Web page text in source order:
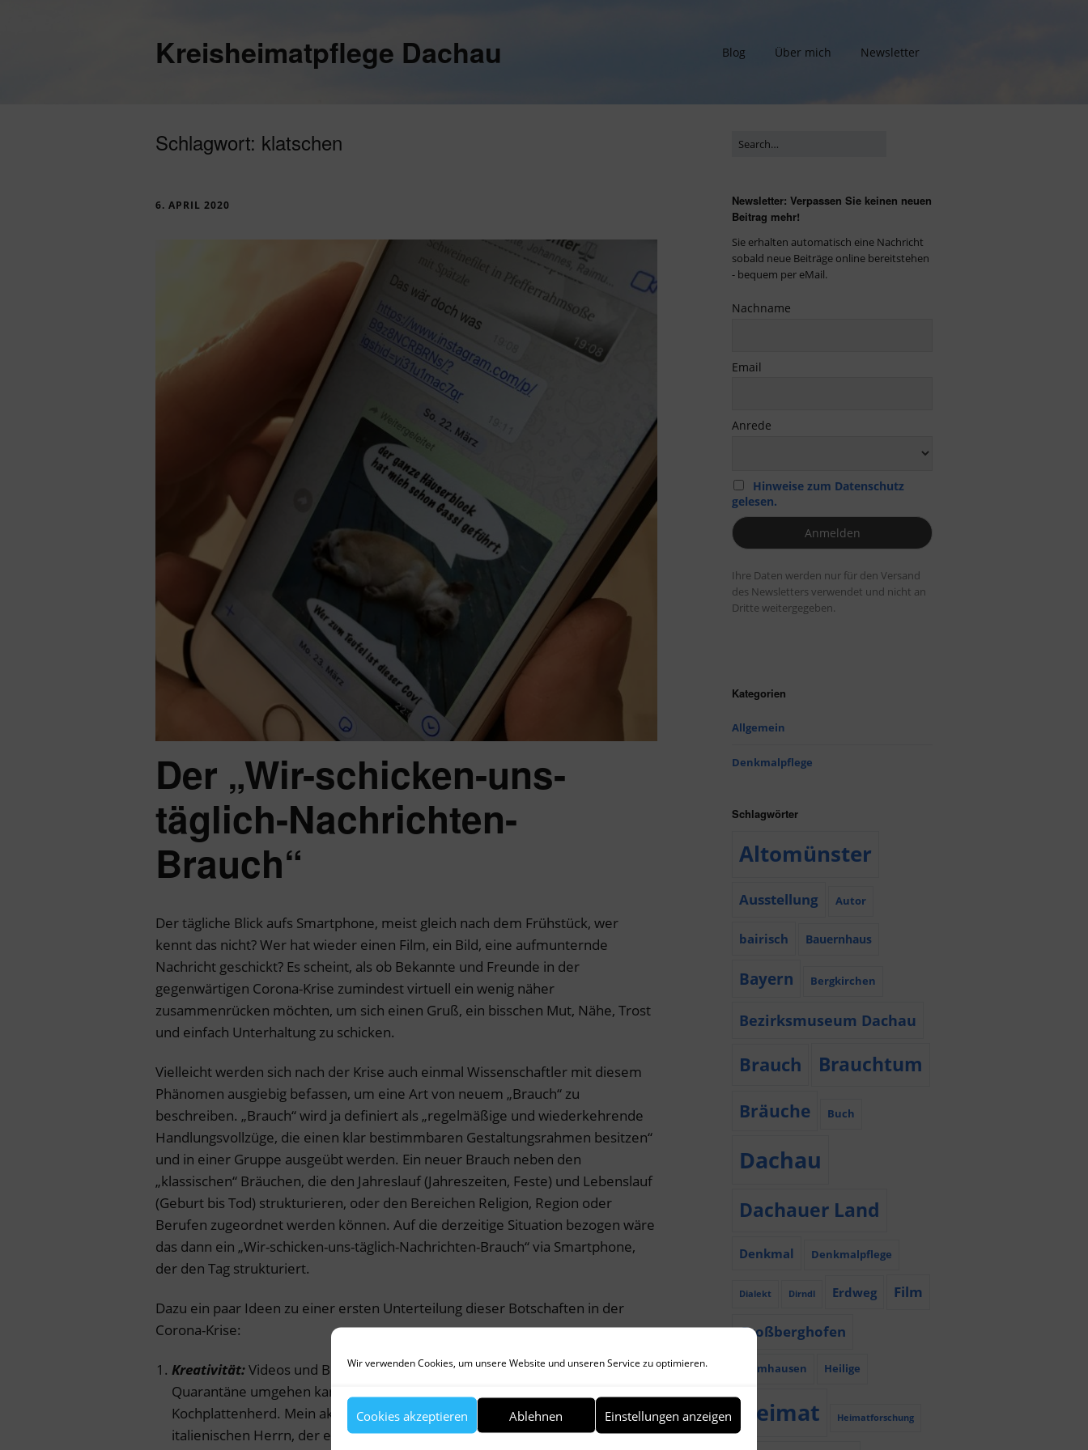
Wir verwenden Cookies, um unsere Website und unseren Service zu optimieren.
Cookies akzeptieren Ablehnen Einstellungen anzeigen
Kreisheimatpflege Dachau Blog Über mich Newsletter
Schlagwort: klatschen
6. APRIL 2020
Der „Wir-schicken-uns-
täglich-Nachrichten-
Brauch“
Der tägliche Blick aufs Smartphone, meist gleich nach dem Frühstück, wer
kennt das nicht? Wer hat wieder einen Film, ein Bild, eine aufmunternde
Nachricht geschickt? Es scheint, als ob Bekannte und Freunde in der
gegenwärtigen Corona-Krise zumindest virtuell ein wenig näher
zusammenrücken möchten, um sich einen Gruß, ein bisschen Mut, Nähe, Trost
und einfach Unterhaltung zu schicken.
Vielleicht werden sich nach der Krise auch einmal Wissenschaftler mit diesem
Phänomen ausgiebig befassen, um eine Art von neuem „Brauch“ zu
beschreiben. „Brauch“ wird ja definiert als „regelmäßige und wiederkehrende
Handlungsvollzüge, die einen klar bestimmbaren Gestaltungsrahmen besitzen“
und in einer Gruppe ausgeübt werden. Ein neuer Brauch neben den
„klassischen“ Bräuchen, die den Jahreslauf (Jahreszeiten, Feste) und Lebenslauf
(Geburt bis Tod) strukturieren, oder den Bereichen Religion, Region oder
Berufen zugeordnet werden können. Auf die derzeitige Situation bezogen wäre
das dann ein „Wir-schicken-uns-täglich-Nachrichten-Brauch“ via Smartphone,
der den Tag strukturiert.
Dazu ein paar Ideen zu einer ersten Unterteilung dieser Botschaften in der
Corona-Krise:
Kreativität:Videos und Bilder, die zeigen, wie man ideenreich mit der
Quarantäne umgehen kann: Sportübungen mit Klopapierrollen oder DJs am
Kochplattenherd. Mein aktueller Favorit ist ein Film mit einem älteren
italienischen Herrn, der einer jüngeren weiblichen Stimme aus dem Off
Newsletter: Verpassen Sie keinen neuen
Beitrag mehr!
Sie erhalten automatisch eine Nachricht
sobald neue Beiträge online bereitstehen
- bequem per eMail.
Nachname
Email
Anrede
Hinweise zum Datenschutz
gelesen.
Ihre Daten werden nur für den Versand
des Newsletters verwendet und nicht an
Dritte weitergegeben.
Kategorien
Allgemein
Denkmalpflege
Schlagwörter
Altomünster
Ausstellung Autor
bairisch Bauernhaus
Bayern Bergkirchen
Bezirksmuseum Dachau
Brauch Brauchtum
Bräuche Buch
Dachau
Dachauer Land
Denkmal Denkmalpflege
Dialekt Dirndl Erdweg Film
Großberghofen
Haimhausen Heilige
Heimat Heimatforschung